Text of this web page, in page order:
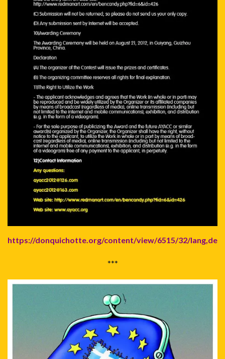
https://donquichotte.org/content/view/6515/32/lang,de
***